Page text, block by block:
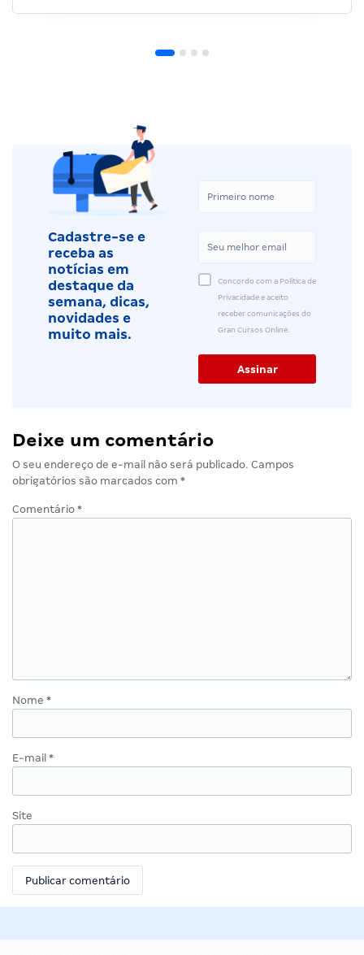
Cadastre-se e
receba as
notícias em
destaque da
semana, dicas,
novidades e
muito mais.
Concordo com a Política de
Privacidade e aceito
receber comunicações do
Gran Cursos Online.
Deixe um comentário
O seu endereço de e-mail não será publicado. Campos
obrigatórios são marcados com *
Comentário *
Nome *
E-mail *
Site